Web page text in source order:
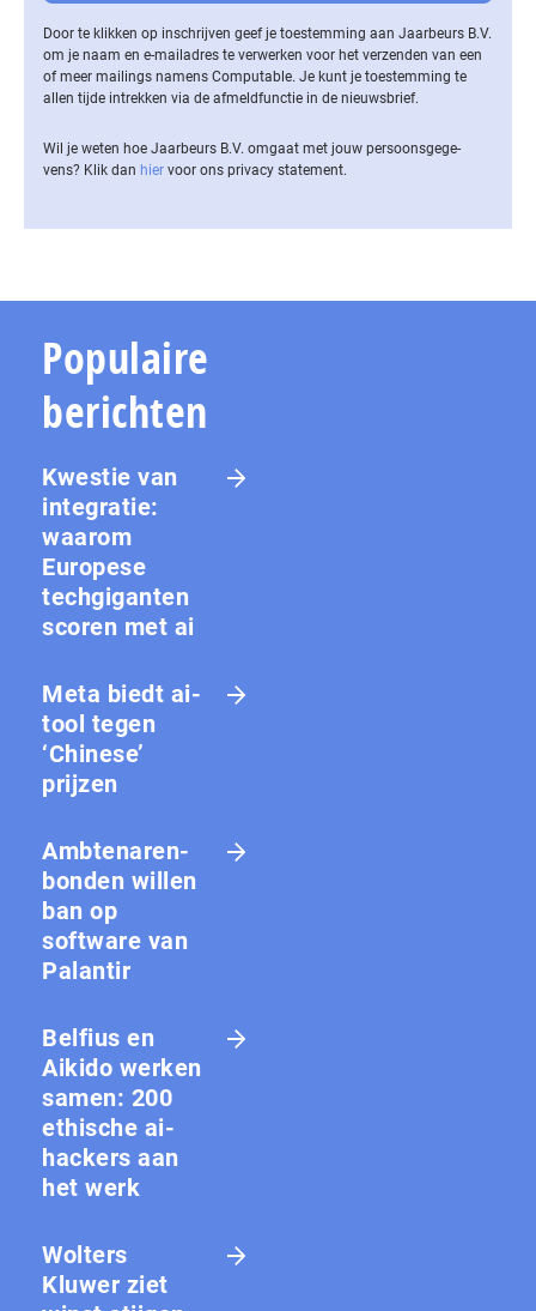
Door te klikken op inschrijven geef je toestemming aan Jaarbeurs B.V.
om je naam en e-mailadres te verwerken voor het verzenden van een
of meer mailings namens Computable. Je kunt je toestemming te
allen tijde intrekken via de af­meld­func­tie in de nieuwsbrief.
Wil je weten hoe Jaarbeurs B.V. omgaat met jouw per­soons­ge­ge­
vens? Klik dan hier voor ons privacy statement.
Populaire
berichten
Kwestie van
integratie:
waarom
Europese
techgiganten
scoren met ai
Meta biedt ai-
tool tegen
‘Chinese’
prijzen
Amb­te­na­ren­
bon­den willen
ban op
software van
Palantir
Belfius en
Aikido werken
samen: 200
ethische ai-
hackers aan
het werk
Wolters
Kluwer ziet